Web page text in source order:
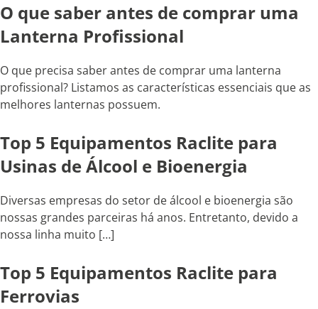
O que saber antes de comprar uma
Lanterna Profissional
O que precisa saber antes de comprar uma lanterna
profissional? Listamos as características essenciais que as
melhores lanternas possuem.
Top 5 Equipamentos Raclite para
Usinas de Álcool e Bioenergia
Diversas empresas do setor de álcool e bioenergia são
nossas grandes parceiras há anos. Entretanto, devido a
nossa linha muito […]
Top 5 Equipamentos Raclite para
Ferrovias